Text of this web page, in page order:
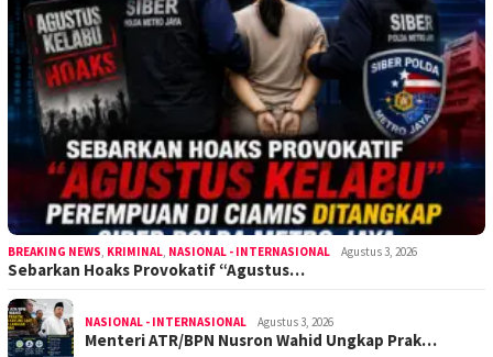
BREAKING NEWS KRIMINAL NASIONAL - INTERNASIONAL Agustus 3, 2026
Sebarkan Hoaks Provokatif “Agustus…
NASIONAL - INTERNASIONAL Agustus 3, 2026
Menteri ATR/BPN Nusron Wahid Ungkap Prak…